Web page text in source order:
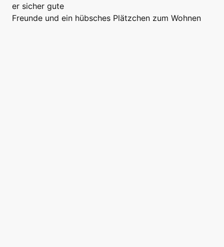
er sicher gute
Freunde und ein hübsches Plätzchen zum Wohnen